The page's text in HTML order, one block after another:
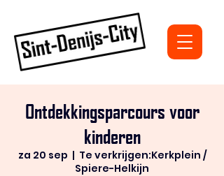
Ontdekkingsparcours voor
kinderen
za 20 sep
  |
Te verkrijgen:Kerkplein /
Spiere-Helkijn